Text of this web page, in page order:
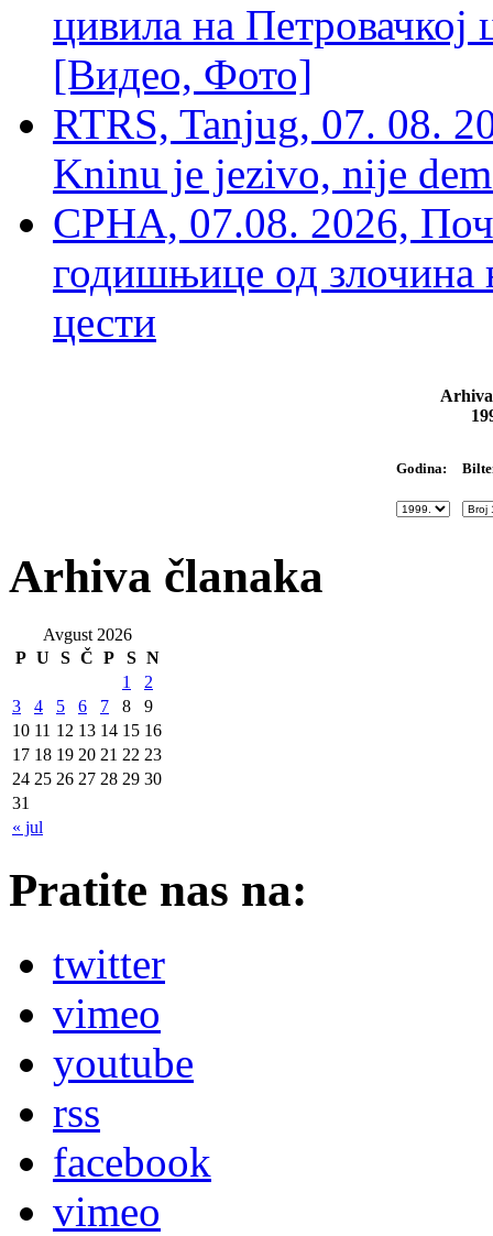
цивила на Петровачкој
[Видео, Фото]
RTRS, Tanjug, 07. 08.
Kninu je jezivo, nije
СРНА, 07.08. 2026,
годишњице од злочина
цести
Godina:
Arhiva članaka
Avgust 2026
P U S Č P S N
« jul
1
2
3
4 5 6 7 8
9
10 11 12 13 14 15 16
17 18 19 20 21 22 23
24 25 26 27 28 29 30
31
Pratite nas na:
twitter
vimeo
youtube
rss
facebook
vimeo